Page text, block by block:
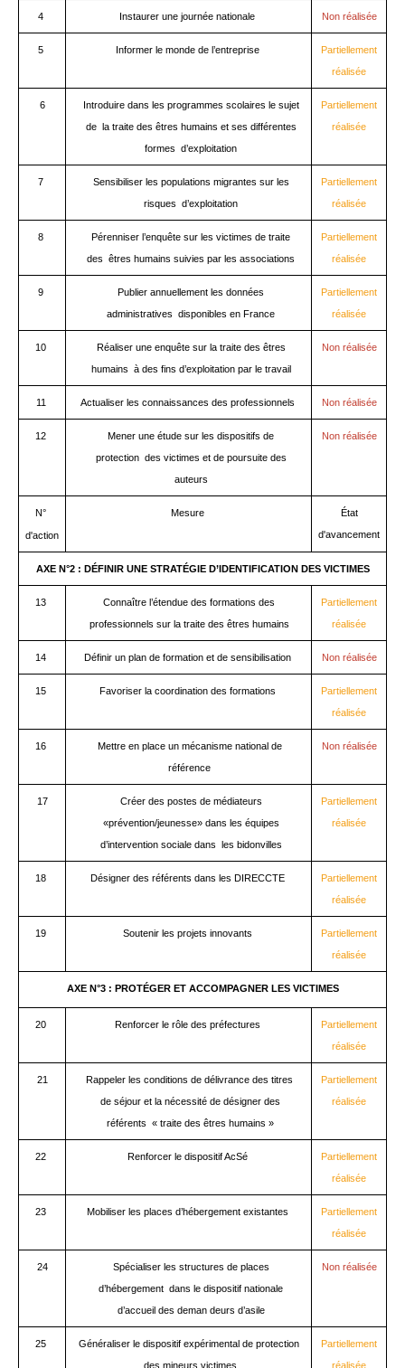
4 Instaurer une journée nationale Non réalisée
5 Informer le monde de l’entreprise
Partiellement
réalisée
6
Introduire dans les programmes scolaires le sujet
de la traite des êtres humains et ses différentes
formes d’exploitation
Partiellement
réalisée
7
Sensibiliser les populations migrantes sur les
risques d’exploitation
Partiellement
réalisée
8
Pérenniser l’enquête sur les victimes de traite
des êtres humains suivies par les associations
Partiellement
réalisée
9
Publier annuellement les données
administratives disponibles en France
Partiellement
réalisée
10
Réaliser une enquête sur la traite des êtres
humains à des fins d’exploitation par le travail
Non réalisée
11 Actualiser les connaissances des professionnels Non réalisée
12
Mener une étude sur les dispositifs de
protection des victimes et de poursuite des
auteurs
Non réalisée
N°
d'action
Mesure État
d'avancement
AXE N°2 : DÉFINIR UNE STRATÉGIE D’IDENTIFICATION DES VICTIMES
13
Connaître l’étendue des formations des
professionnels sur la traite des êtres humains
Partiellement
réalisée
14 Définir un plan de formation et de sensibilisation Non réalisée
15 Favoriser la coordination des formations
Partiellement
réalisée
16
Mettre en place un mécanisme national de
référence
Non réalisée
17
Créer des postes de médiateurs
«prévention/jeunesse» dans les équipes
d’intervention sociale dans les bidonvilles
Partiellement
réalisée
18 Désigner des référents dans les DIRECCTE
Partiellement
réalisée
19 Soutenir les projets innovants
Partiellement
réalisée
AXE N°3 : PROTÉGER ET ACCOMPAGNER LES VICTIMES
20 Renforcer le rôle des préfectures
Partiellement
réalisée
21
Rappeler les conditions de délivrance des titres
de séjour et la nécessité de désigner des
référents « traite des êtres humains »
Partiellement
réalisée
22 Renforcer le dispositif AcSé
Partiellement
réalisée
23 Mobiliser les places d’hébergement existantes
Partiellement
réalisée
24
Spécialiser les structures de places
d’hébergement dans le dispositif nationale
d’accueil des deman deurs d’asile
Non réalisée
25
Généraliser le dispositif expérimental de protection
des mineurs victimes
Partiellement
réalisée